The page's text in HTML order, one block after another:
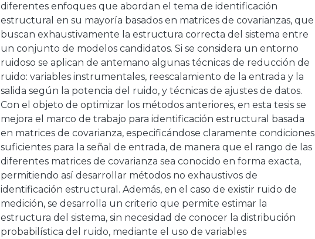
diferentes enfoques que abordan el tema de identificación
estructural en su mayoría basados en matrices de covarianzas, que
buscan exhaustivamente la estructura correcta del sistema entre
un conjunto de modelos candidatos. Si se considera un entorno
ruidoso se aplican de antemano algunas técnicas de reducción de
ruido: variables instrumentales, reescalamiento de la entrada y la
salida según la potencia del ruido, y técnicas de ajustes de datos.
Con el objeto de optimizar los métodos anteriores, en esta tesis se
mejora el marco de trabajo para identificación estructural basada
en matrices de covarianza, especificándose claramente condiciones
suficientes para la señal de entrada, de manera que el rango de las
diferentes matrices de covarianza sea conocido en forma exacta,
permitiendo así desarrollar métodos no exhaustivos de
identificación estructural. Además, en el caso de existir ruido de
medición, se desarrolla un criterio que permite estimar la
estructura del sistema, sin necesidad de conocer la distribución
probabilística del ruido, mediante el uso de variables